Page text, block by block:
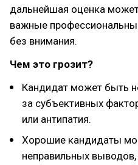
дальнейшая оценка
важные
без внимания.
Чем это грозит?
Кандидат может быть
за субъективных
или антипатия.
Хорошие кандидаты
неправильных